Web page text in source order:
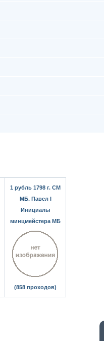
1 рубль 1798 г. СМ
МБ. Павел I
Инициалы
минцмейстера МБ
(858 проходов)